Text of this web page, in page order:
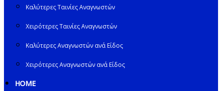
Καλύτερες Ταινίες Αναγνωστών
Χειρότερες Ταινίες Αναγνωστών
Καλύτερες Αναγνωστών ανά Είδος
Χειρότερες Αναγνωστών ανά Είδος
HOME